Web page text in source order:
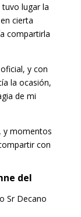
tuvo lugar la
cierta
compartirla
y con
la ocasión,
de mi
y momentos
con
del
Sr Decano